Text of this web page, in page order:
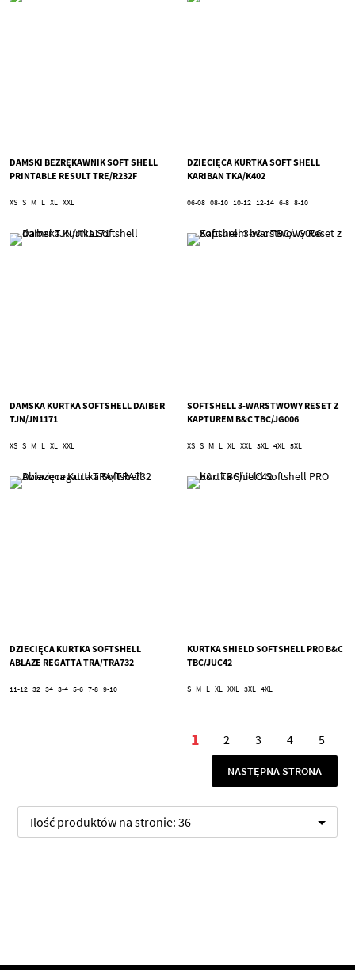
DAMSKI BEZRĘKAWNIK SOFT SHELL
PRINTABLE RESULT TRE/R232F
XS S M L XL XXL
DZIECIĘCA KURTKA SOFT SHELL
KARIBAN TKA/K402
06-08 08-10 10-12 12-14 6-8 8-10
DAMSKA KURTKA SOFTSHELL DAIBER
TJN/JN1171
XS S M L XL XXL
SOFTSHELL 3-WARSTWOWY RESET Z
KAPTUREM B&C TBC/JG006
XS S M L XL XXL 3XL 4XL 5XL
DZIECIĘCA KURTKA SOFTSHELL
ABLAZE REGATTA TRA/TRA732
11-12 32 34 3-4 5-6 7-8 9-10
KURTKA SHIELD SOFTSHELL PRO B&C
TBC/JUC42
S M L XL XXL 3XL 4XL
Aktualnie czytasz
1 Strona
2 Strona
3 Strona
4 5
STRONA
NASTĘPNA STRONA
Ilość produktów na stronie: 36